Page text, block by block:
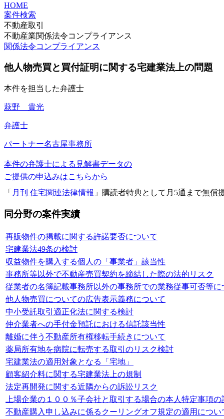
HOME
案件検索
不動産取引
不動産業関係法令コンプライアンス
関係法令コンプライアンス
他人物売買と買付証明に関する宅建業法上の問題
本件を担当した弁護士
萩野 貴光
弁護士
パートナー名古屋事務所
本件の弁護士による見解書データの
ご提供の申込みはこちらから
「 月刊 住宅関連法律情報 」購読者特典として月5通まで無償
同分野の案件実績
再販物件の掲載に関する許諾要否について
宅建業法49条の検討
収益物件を購入する個人の「事業者」該当性
事務所等以外で不動産売買契約を締結した際の法的リスク
従業者の名簿記載事務所以外の事務所での業務従事可否等に
他人物売買についての広告表示義務について
中小受託取引適正化法に関する検討
仲介業者への手付金預託における信託該当性
離婚に伴う不動産所有権移転手続きについて
薬局所有地を病院に転売する取引のリスク検討
宅建業法の適用対象となる「宅地」
顧客紹介料に関する宅建業法上の規制
法定再開発に関する近隣からの訴訟リスク
上場企業の１００％子会社と取引する場合の本人特定事項の
不動産購入申し込みに係るクーリングオフ規定の適用につい